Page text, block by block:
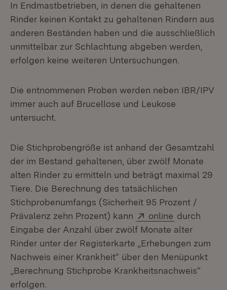
In Endmastbetrieben, in denen die gehaltenen
Rinder keinen Kontakt zu gehaltenen Rindern aus
anderen Beständen haben und die ausschließlich
unmittelbar zur Schlachtung abgeben werden,
erfolgen keine weiteren Untersuchungen.
Die entnommenen Proben werden neben IBR/IPV
immer auch auf Brucellose und Leukose
untersucht.
Die Stichprobengröße ist anhand der Gesamtzahl
der im Bestand gehaltenen, über zwölf Monate
alten Rinder zu ermitteln und beträgt maximal 29
Tiere. Die Berechnung des tatsächlichen
Stichprobenumfangs (Sicherheit 95 Prozent /
Prävalenz zehn Prozent) kann
Extern:
online (Öffnet in
durch
Eingabe der Anzahl über zwölf Monate alter
Rinder unter der Registerkarte „Erhebungen zum
Nachweis einer Krankheit“ über den Menüpunkt
„Berechnung Stichprobe Krankheitsnachweis“
erfolgen.